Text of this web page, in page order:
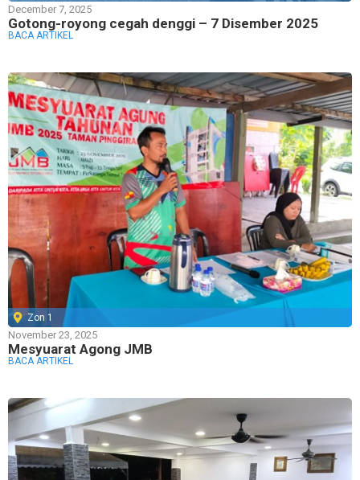
December 7, 2025
Gotong-royong cegah denggi – 7 Disember 2025
BACA ARTIKEL
Zon 1
November 23, 2025
Mesyuarat Agong JMB
BACA ARTIKEL